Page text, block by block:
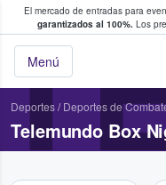
El mercado de entradas para
garantizados al 100%. Los
Menú
y venta de
Deportes/ Deportes de
Telemundo Box